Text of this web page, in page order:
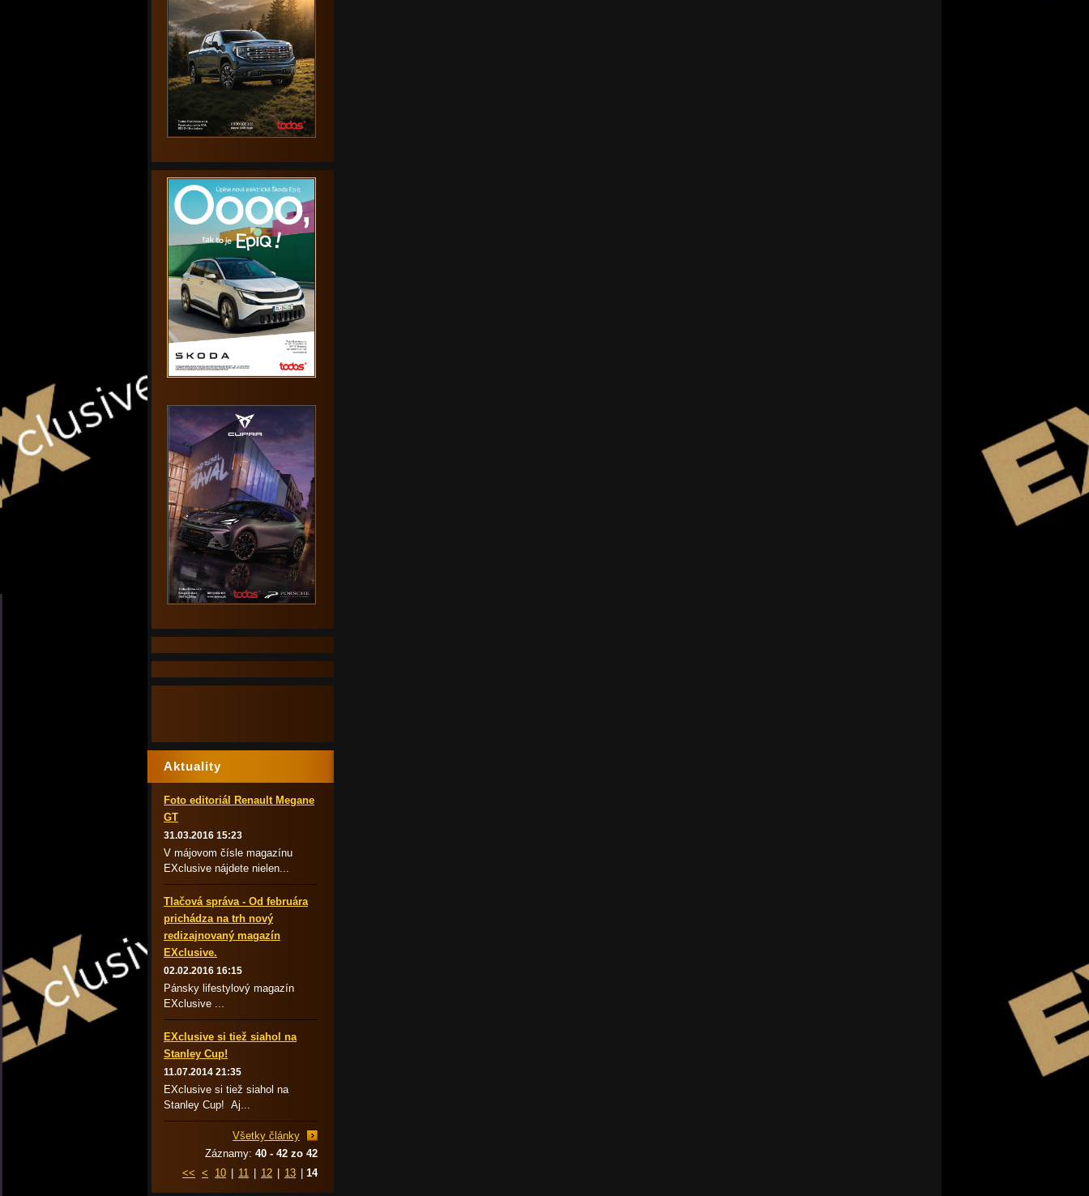
Aktuality
Foto editoriál Renault Megane
GT
31.03.2016 15:23
V májovom čísle magazínu
EXclusive nájdete nielen...
Tlačová správa - Od februára
prichádza na trh nový
redizajnovaný magazín
EXclusive.
02.02.2016 16:15
Pánsky lifestylový magazín
EXclusive ...
EXclusive si tiež siahol na
Stanley Cup!
11.07.2014 21:35
EXclusive si tiež siahol na
Stanley Cup! Aj...
Všetky články
Záznamy: 40 - 42 zo 42
<< < 10 11 12 13 14